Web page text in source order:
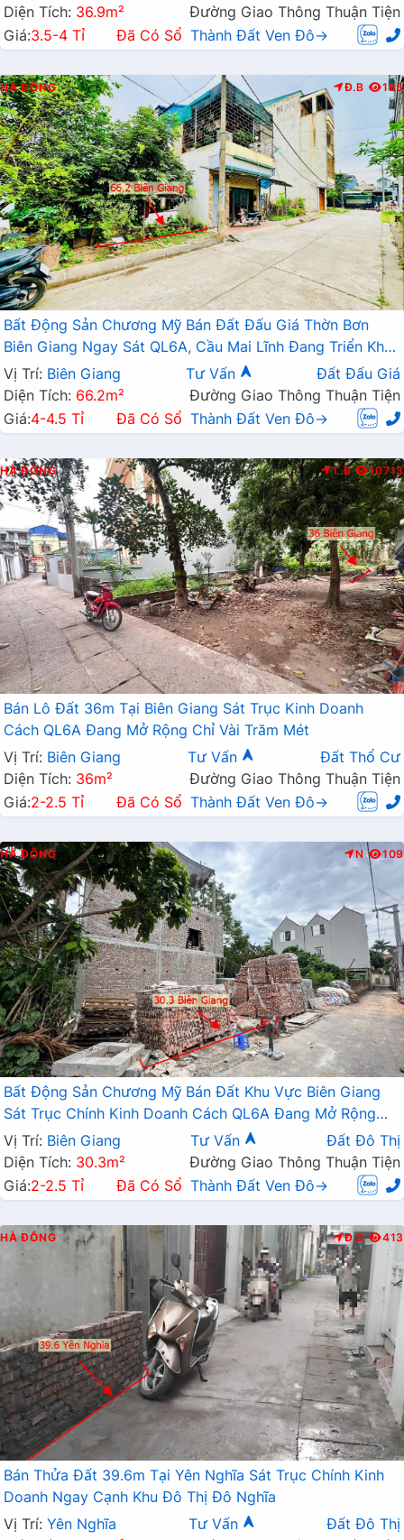
Diện Tích: 36.9m²
Đường Giao Thông Thuận Tiện
Giá:3.5-4 Tỉ Đã Có Sổ Thành Đất Ven Đô→
HÀ ĐÔNG Đ.B 185
Bất Động Sản Chương Mỹ Bán Đất Đấu Giá Thờn Bơn
Biên Giang Ngay Sát QL6A, Cầu Mai Lĩnh Đang Triển Khai
Mở Rộng
Vị Trí: Biên Giang Tư Vấn
Đất Đấu Giá
Diện Tích: 66.2m²
Đường Giao Thông Thuận Tiện
Giá:4-4.5 Tỉ Đã Có Sổ Thành Đất Ven Đô→
HÀ ĐÔNG T.B 10713
Bán Lô Đất 36m Tại Biên Giang Sát Trục Kinh Doanh
Cách QL6A Đang Mở Rộng Chỉ Vài Trăm Mét
Vị Trí: Biên Giang Tư Vấn
Đất Thổ Cư
Diện Tích: 36m²
Đường Giao Thông Thuận Tiện
Giá:2-2.5 Tỉ Đã Có Sổ Thành Đất Ven Đô→
HÀ ĐÔNG N 109
Bất Động Sản Chương Mỹ Bán Đất Khu Vực Biên Giang
Sát Trục Chính Kinh Doanh Cách QL6A Đang Mở Rộng
Chỉ Vài Trăm Mét
Vị Trí: Biên Giang Tư Vấn
Đất Đô Thị
Diện Tích: 30.3m²
Đường Giao Thông Thuận Tiện
Giá:2-2.5 Tỉ Đã Có Sổ Thành Đất Ven Đô→
HÀ ĐÔNG Đ.B 413
Bán Thửa Đất 39.6m Tại Yên Nghĩa Sát Trục Chính Kinh
Doanh Ngay Cạnh Khu Đô Thị Đô Nghĩa
Vị Trí: Yên Nghĩa Tư Vấn
Đất Đô Thị